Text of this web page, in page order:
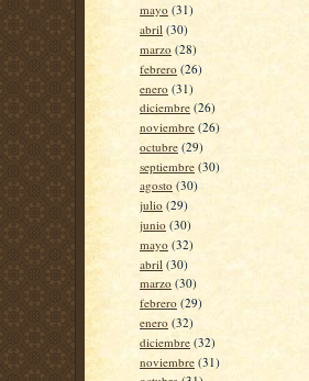
mayo (31)
abril (30)
marzo (28)
febrero (26)
enero (31)
diciembre (26)
noviembre (26)
octubre (29)
septiembre (30)
agosto (30)
julio (29)
junio (30)
mayo (32)
abril (30)
marzo (30)
febrero (29)
enero (32)
diciembre (32)
noviembre (31)